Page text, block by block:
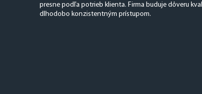
presne podľa potrieb klienta. Firma buduje dôveru
dlhodobo konzistentným prístupom.